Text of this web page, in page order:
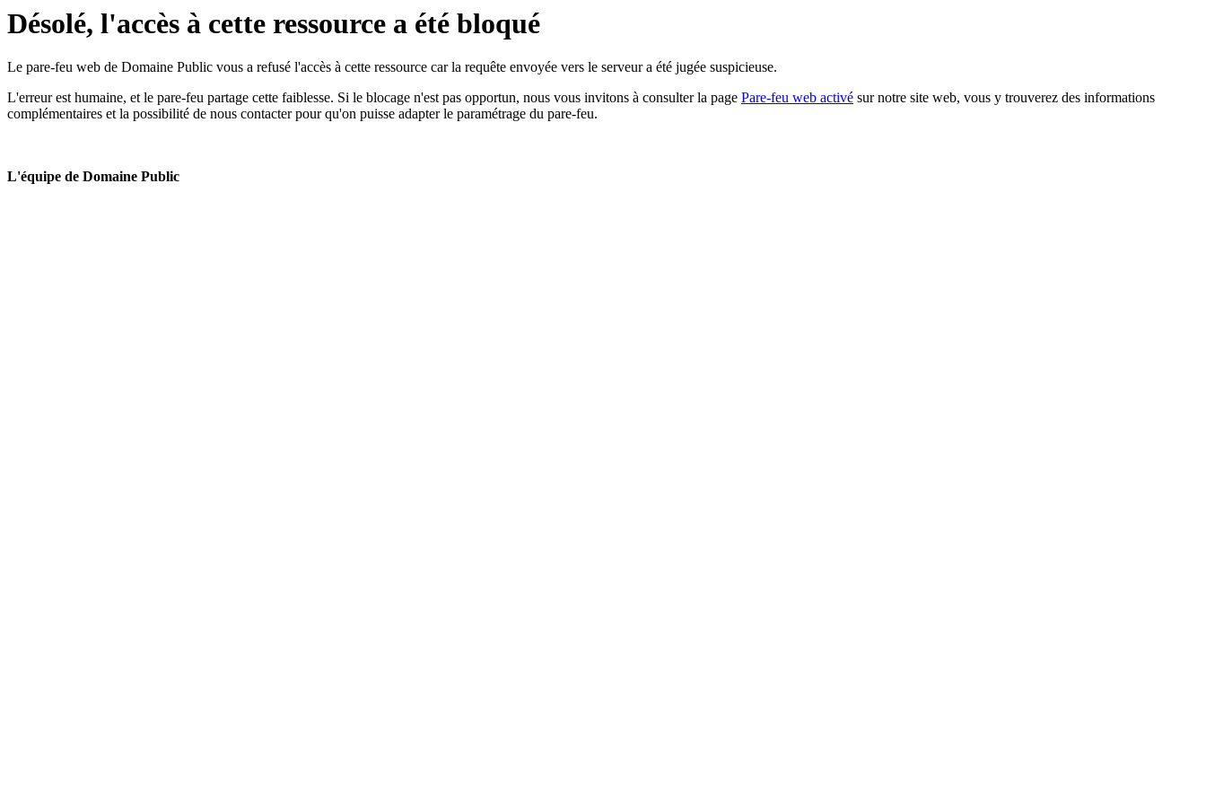
Désolé, l'accès à cette ressource a été bloqué
Le pare-feu web de Domaine Public vous a refusé l'accès à cette ressource car la requête envoyée vers le serveur a été jugée suspicieuse.
L'erreur est humaine, et le pare-feu partage cette faiblesse. Si le blocage n'est pas opportun, nous vous invitons à consulter la page Pare-feu web activé sur notre site web, vous y trouverez des informations
complémentaires et la possibilité de nous contacter pour qu'on puisse adapter le paramétrage du pare-feu.
L'équipe de Domaine Public